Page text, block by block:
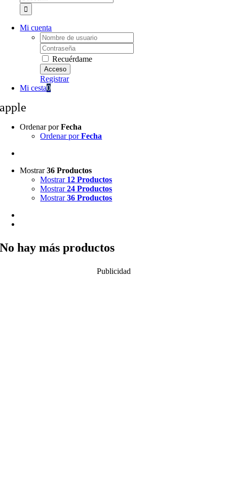
Mi cuenta
Username:
Password:
Recuérdame
Registrar
Mi cesta0
apple
Ordenar porFecha
Ordenar porFecha
Mostrar36 Productos
Mostrar 12 Productos
Mostrar24 Productos
Mostrar36 Productos
No hay más productos
Publicidad